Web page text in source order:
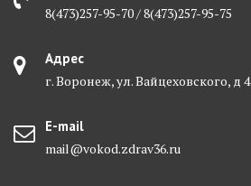
8(473)257-95-70 / 8(473)257-95-75
Адрес
г. Воронеж, ул. Вайцеховского, д 4
E-mail
mail@vokod.zdrav36.ru